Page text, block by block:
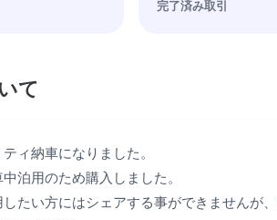
完了済み取引
て
ィ納車になりました。
泊用のため購入しました。
たい方にはシェアする事ができませんが